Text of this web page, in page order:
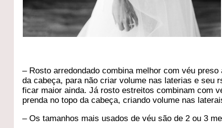
– Rosto arredondado combina melhor com véu preso
da cabeça, para não criar volume nas laterias e seu
ficar maior ainda. Já rosto estreitos combinam com
prenda no topo da cabeça, criando volume nas
– Os tamanhos mais usados de véu são de 2 ou 3